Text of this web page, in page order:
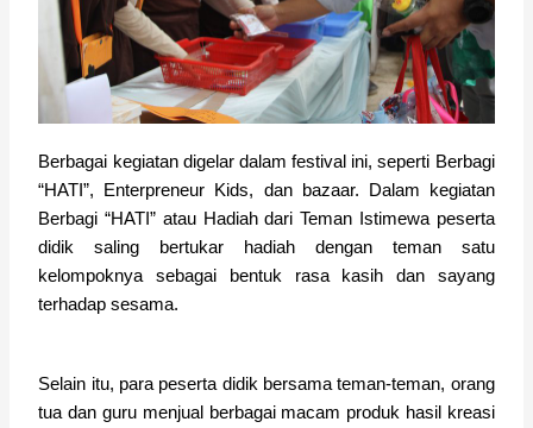
Berbagai kegiatan digelar dalam festival ini, seperti Berbagi
“HATI”, Enterpreneur Kids, dan bazaar. Dalam kegiatan
Berbagi “HATI” atau Hadiah dari Teman Istimewa peserta
didik saling bertukar hadiah dengan teman satu
kelompoknya sebagai bentuk rasa kasih dan sayang
terhadap sesama.
Selain itu, para peserta didik bersama teman-teman, orang
tua dan guru menjual berbagai macam produk hasil kreasi